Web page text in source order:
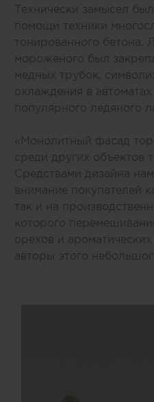
Технически замысел
помощи техники
тонированного бетона.
мороженого был
медных трубок,
охлаждения в
популярного ледяного
«Монолитный фасад
среди других объектов
Средствами дизайна
внимание покупателей
так и на
которого
орехов и
авторы этого